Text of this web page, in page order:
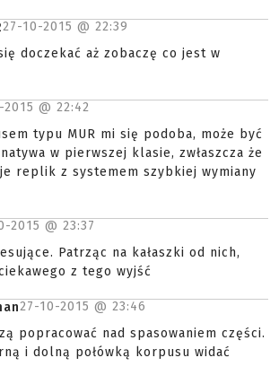
27-10-2015 @ 22:39
doczekać aż zobaczę co jest w
@ 22:42
typu MUR mi się podoba, może być
w pierwszej klasie, zwłaszcza że
replik z systemem szybkiej wymiany
2015 @ 23:37
Patrząc na kałaszki od nich,
z tego wyjść
27-10-2015 @ 23:46
popracować nad spasowaniem części.
i dolną połówką korpusu widać